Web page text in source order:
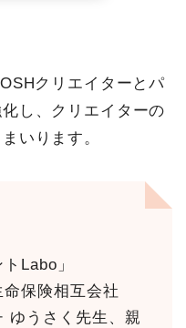
クリエイターとパ
し、クリエイターの
いります。
Labo」
保険相互会社
ゆうさく先生、親